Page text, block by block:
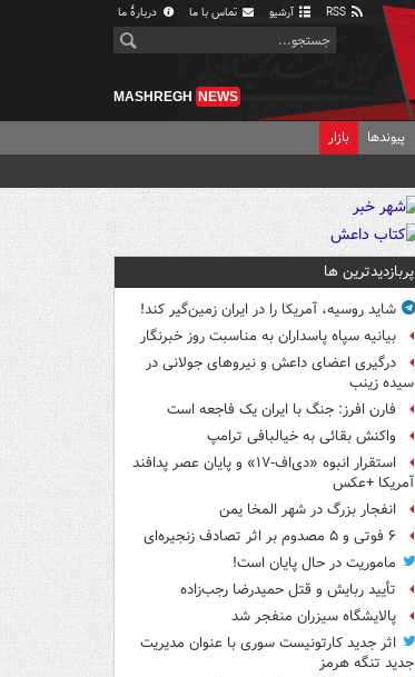
آرشیو تماس با ما دربارهٔ ما
MASHREGH NEWS
پیوندها بازار
پربازدیدترین ها
شاید روسیه، آمریکا را در ایران زمین‌گیر کند!
بیانیه سپاه پاسداران به مناسبت روز خبرنگار
درگیری اعضای داعش و نیروهای جولانی در
سیده زینب
فارن افرز: جنگ با ایران یک فاجعه است
واکنش بقائی به خیالبافی ترامپ
استقرار انبوه «دی‌اف‑۱۷» و پایان عصر پدافند
آمریکا +عکس
انفجار بزرگ در شهر المخا یمن
۶ فوتی و ۵ مصدوم بر اثر تصادف زنجیره‌ای
ماموریت در حال پایان است!
تأیید ربایش و قتل حمیدرضا رجب‌زاده
پالایشگاه سیزران منفجر شد
اثر جدید کارتونیست سوری با عنوان مدیریت
جدید تنگه هرمز